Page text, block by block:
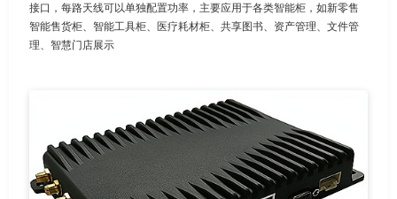
接口，每路天线可以单独配置功率，主要应用于各类智能柜，如新零售
智能售货柜、智能工具柜、医疗耗材柜、共享图书、资产管理、文件管
理、智慧门店展示